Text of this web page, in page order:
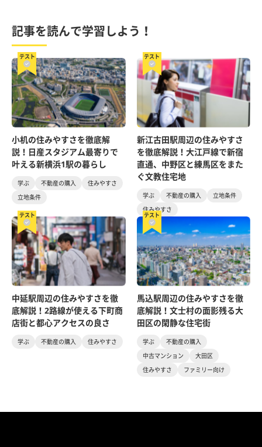
記事を読んで学習しよう！
テスト
小机の住みやすさを徹底解
説！日産スタジアム最寄りで
叶える新横浜1駅の暮らし
学ぶ 不動産の購入
住みやすさ
立地条件
テスト
新江古田駅周辺の住みやすさ
を徹底解説！大江戸線で新宿
直通、中野区と練馬区をまた
ぐ文教住宅地
学ぶ 不動産の購入
立地条件
住みやすさ
テスト
中延駅周辺の住みやすさを徹
底解説！2路線が使える下町商
店街と都心アクセスの良さ
学ぶ 不動産の購入 住みやすさ
テスト
馬込駅周辺の住みやすさを徹
底解説！文士村の面影残る大
田区の閑静な住宅街
学ぶ
不動産の購入
中古マンション
大田区
住みやすさ
ファミリー向け